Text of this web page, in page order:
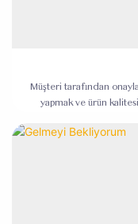
Müşteri tarafından
yapmak ve ürün